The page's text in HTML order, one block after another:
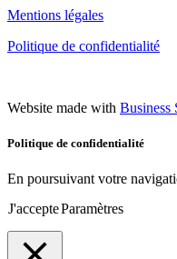
Mentions légales
Politique de confidentialité
Website made with Business
Politique de confidentialité
En poursuivant votre
J'accepteParamètres